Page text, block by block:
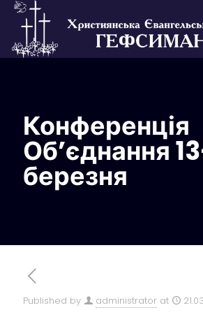
Конференція
Об’єднання
березня
Published by administrator at